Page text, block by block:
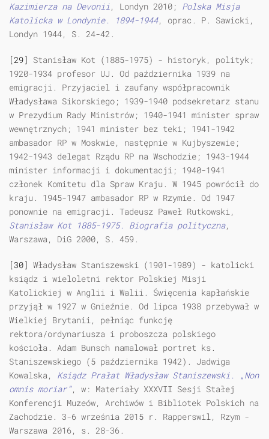
Kazimierza na Devonii, Londyn 2010; Polska Misja
Katolicka w Londynie. 1894-1944, oprac. P. Sawicki,
Londyn 1944, S. 24-42.
[29] Stanisław Kot (1885-1975) - historyk, polityk;
1920-1934 profesor UJ. Od października 1939 na
emigracji. Przyjaciel i zaufany współpracownik
Władysława Sikorskiego; 1939-1940 podsekretarz stanu
w Prezydium Rady Ministrów; 1940-1941 minister spraw
wewnętrznych; 1941 minister bez teki; 1941-1942
ambasador RP w Moskwie, następnie w Kujbyszewie;
1942-1943 delegat Rządu RP na Wschodzie; 1943-1944
minister informacji i dokumentacji; 1940-1941
członek Komitetu dla Spraw Kraju. W 1945 powrócił do
kraju. 1945-1947 ambasador RP w Rzymie. Od 1947
ponownie na emigracji. Tadeusz Paweł Rutkowski,
Stanisław Kot 1885-1975. Biografia polityczna,
Warszawa, DiG 2000, S. 459.
[30] Władysław Staniszewski (1901-1989) - katolicki
ksiądz i wieloletni rektor Polskiej Misji
Katolickiej w Anglii i Walii. Święcenia kapłańskie
przyjął w 1927 w Gnieźnie. Od lipca 1938 przebywał w
Wielkiej Brytanii, pełniąc funkcję
rektora/ordynariusza i proboszcza polskiego
kościoła. Adam Bunsch namalował portret ks.
Staniszewskiego (5 października 1942). Jadwiga
Kowalska, Ksiądz Prałat Władysław Staniszewski. „Non
omnis moriar”, w: Materiały XXXVII Sesji Stałej
Konferencji Muzeów, Archiwów i Bibliotek Polskich na
Zachodzie. 3-6 września 2015 r. Rapperswil, Rzym -
Warszawa 2016, s. 28-36.